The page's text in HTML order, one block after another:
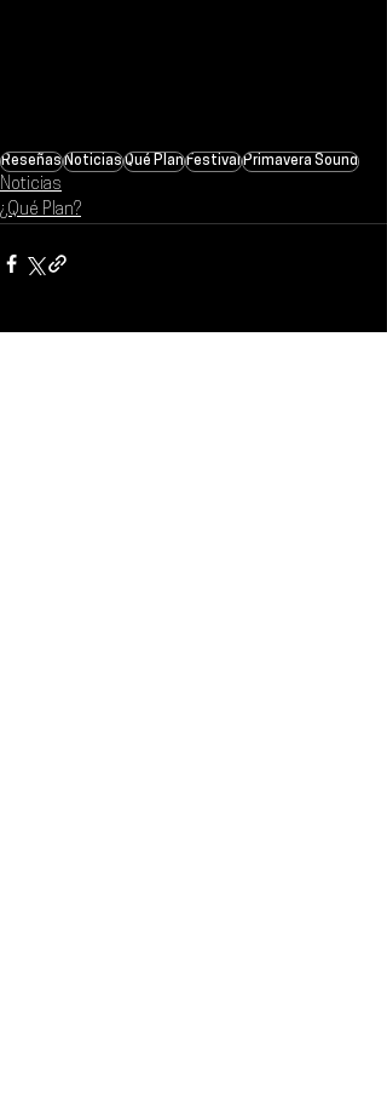
ReseñasNoticiasQué PlanFestivalPrimavera Sound
Noticias
¿Qué Plan?